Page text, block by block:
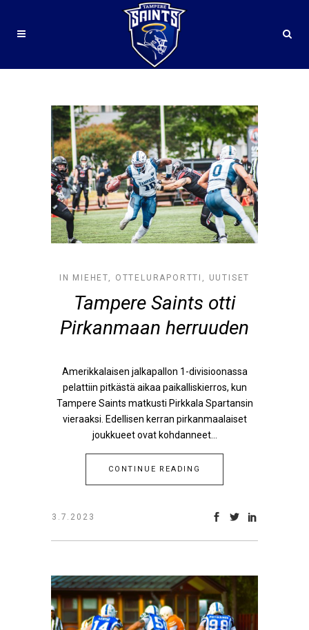
IN MIEHET, OTTELURAPORTTI , UUTISET
Tampere Saints otti
Pirkanmaan herruuden
Amerikkalaisen jalkapallon 1-divisioonassa
pelattiin pitkästä aikaa paikalliskierros, kun
Tampere Saints matkusti Pirkkala Spartansin
vieraaksi. Edellisen kerran pirkanmaalaiset
joukkueet ovat kohdanneet...
CONTINUE READING
3.7.2023